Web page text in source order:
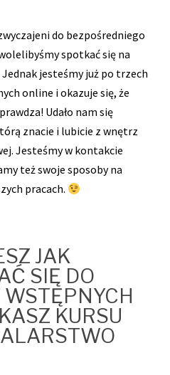
do bezpośredniego
spotkać się na
jesteśmy już po trzech
online i okazuje się, że
Udało nam się
znacie i lubicie z wnętrz
Jesteśmy w kontakcie
też swoje sposoby na
pracach.
JAK
SIĘ DO
KURSU